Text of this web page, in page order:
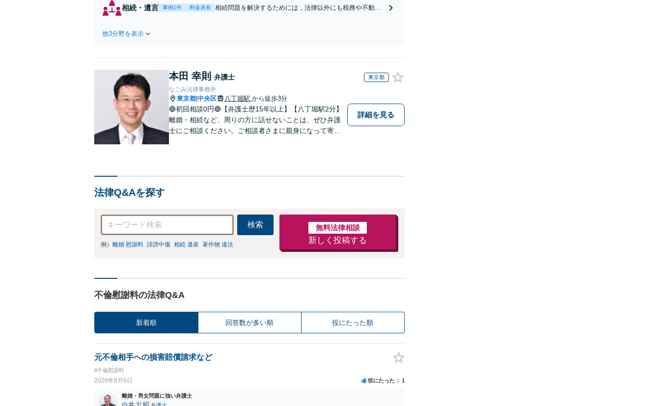
相続・遺言 事例1件 料金表有
相続問題を解決するためには，法律以外にも税務や不動産
他3分野を表示
本田 幸則 弁護士 東京都
なごみ法律事務所
東京都 中央区 八丁堀駅 から徒歩3分
🔵初回相談0円🔵【弁護士歴15年以上】【八丁堀駅2分】
離婚・相続など、周りの方に話せないことは、ぜひ弁護
士にご相談ください。ご相談者さまに親身になって寄り
詳細を見る
法律Q&Aを探す
検索
例） 離婚 慰謝料 誹謗中傷 相続 遺産 著作物 違法
無料法律相談
新しく投稿する
不倫慰謝料の法律Q&A
新着順 回答数が多い順 役にたった順
元不倫相手への損害賠償請求など
#不倫慰謝料
2026年8月6日 役にたった 1
離婚・男女問題に強い弁護士